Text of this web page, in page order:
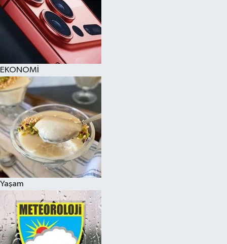
EKONOMİ
Yaşam
YAŞAM